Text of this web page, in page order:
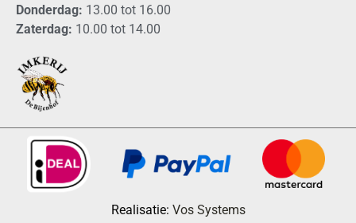
Donderdag: 13.00 tot 16.00
Zaterdag: 10.00 tot 14.00
Realisatie: Vos Systems